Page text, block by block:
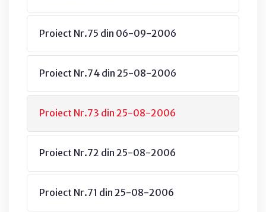
Proiect Nr.75 din 06-09-2006
Proiect Nr.74 din 25-08-2006
Proiect Nr.73 din 25-08-2006
Proiect Nr.72 din 25-08-2006
Proiect Nr.71 din 25-08-2006